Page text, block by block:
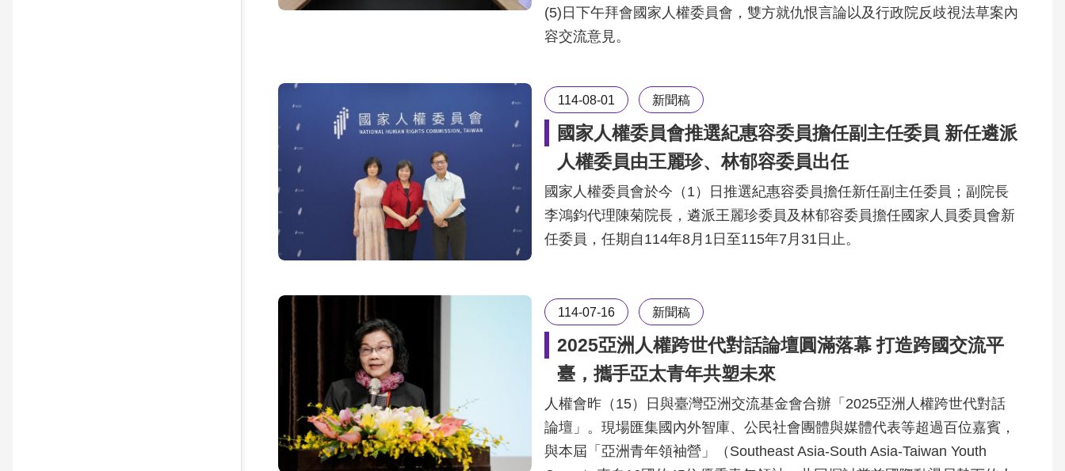
(5)日下午拜會國家人權委員會，雙方就仇恨言論以及行政院反歧視法草案內
容交流意見。
114-08-01 新聞稿
國家人權委員會推選紀惠容委員擔任副主任委員 新任遴派
人權委員由王麗珍、林郁容委員出任
國家人權委員會於今（1）日推選紀惠容委員擔任新任副主任委員；副院長
李鴻鈞代理陳菊院長，遴派王麗珍委員及林郁容委員擔任國家人員委員會新
任委員，任期自114年8月1日至115年7月31日止。
114-07-16 新聞稿
2025亞洲人權跨世代對話論壇圓滿落幕 打造跨國交流平
臺，攜手亞太青年共塑未來
人權會昨（15）日與臺灣亞洲交流基金會合辦「2025亞洲人權跨世代對話
論壇」。現場匯集國內外智庫、公民社會團體與媒體代表等超過百位嘉賓，
與本屆「亞洲青年領袖營」（Southeast Asia-South Asia-Taiwan Youth